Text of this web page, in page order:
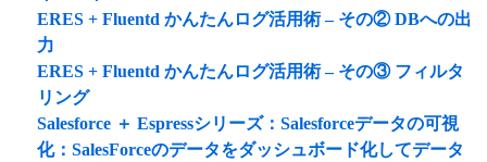
ERES + Fluentd かんたんログ活用術 – その② DBへの出
力
ERES + Fluentd かんたんログ活用術 – その③ フィルタ
リング
Salesforce ＋ Espressシリーズ：Salesforceデータの可視
化：SalesForceのデータをダッシュボード化してデータ